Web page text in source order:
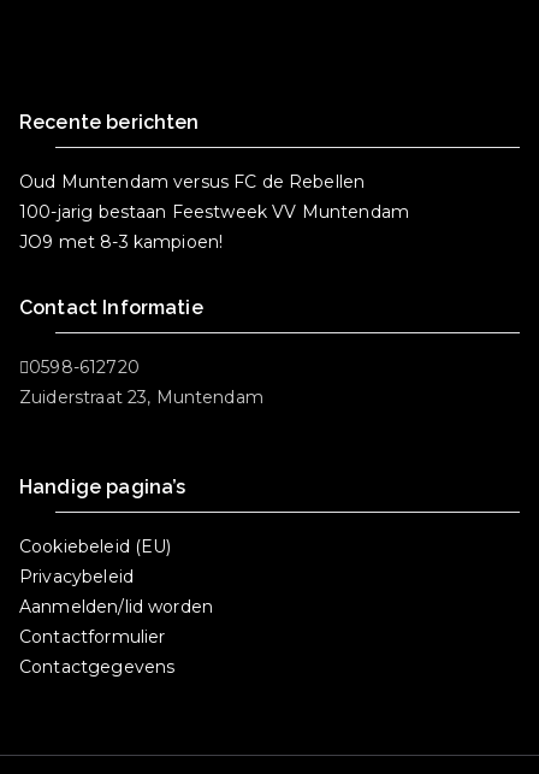
Recente berichten
Oud Muntendam versus FC de Rebellen
100-jarig bestaan Feestweek VV Muntendam
JO9 met 8-3 kampioen!
Contact Informatie
0598-612720
Zuiderstraat 23, Muntendam
Handige pagina’s
Cookiebeleid (EU)
Privacybeleid
Aanmelden/lid worden
Contactformulier
Contactgegevens